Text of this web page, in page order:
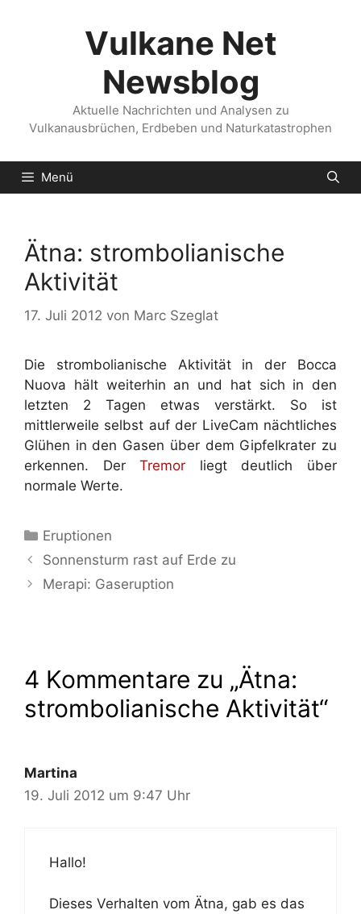
Vulkane Net
Newsblog
Aktuelle Nachrichten und Analysen zu
Vulkanausbrüchen, Erdbeben und Naturkatastrophen
Menü
Ätna: strombolianische
Aktivität
17. Juli 2012 von Marc Szeglat
Die strombolianische Aktivität in der Bocca
Nuova hält weiterhin an und hat sich in den
letzten 2 Tagen etwas verstärkt. So ist
mittlerweile selbst auf der LiveCam nächtliches
Glühen in den Gasen über dem Gipfelkrater zu
erkennen. DerTremor liegt deutlich über
normale Werte.
Kategorien
Eruptionen
Sonnensturm rast auf Erde zu
Merapi: Gaseruption
4 Kommentare zu „Ätna:
strombolianische Aktivität“
Martina
19. Juli 2012 um 9:47 Uhr
Hallo!
Dieses Verhalten vom Ätna, gab es das